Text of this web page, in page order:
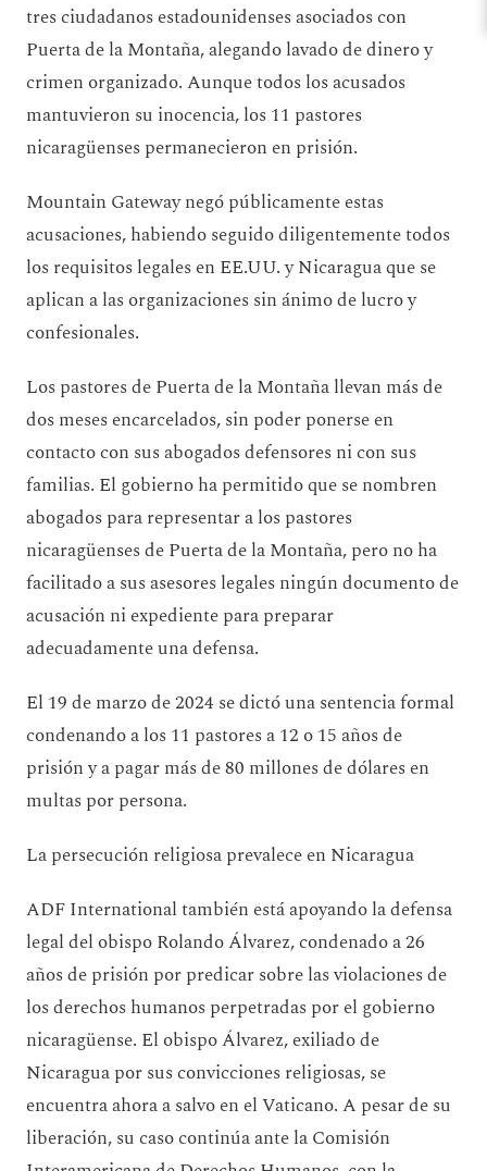
tres ciudadanos estadounidenses asociados con
Puerta de la Montaña, alegando lavado de dinero y
crimen organizado. Aunque todos los acusados
mantuvieron su inocencia, los 11 pastores
nicaragüenses permanecieron en prisión.
Mountain Gateway negó públicamente estas
acusaciones, habiendo seguido diligentemente todos
los requisitos legales en EE.UU. y Nicaragua que se
aplican a las organizaciones sin ánimo de lucro y
confesionales.
Los pastores de Puerta de la Montaña llevan más de
dos meses encarcelados, sin poder ponerse en
contacto con sus abogados defensores ni con sus
familias. El gobierno ha permitido que se nombren
abogados para representar a los pastores
nicaragüenses de Puerta de la Montaña, pero no ha
facilitado a sus asesores legales ningún documento de
acusación ni expediente para preparar
adecuadamente una defensa.
El 19 de marzo de 2024 se dictó una sentencia formal
condenando a los 11 pastores a 12 o 15 años de
prisión y a pagar más de 80 millones de dólares en
multas por persona.
La persecución religiosa prevalece en Nicaragua
ADF International también está apoyando la defensa
legal del obispo Rolando Álvarez, condenado a 26
años de prisión por predicar sobre las violaciones de
los derechos humanos perpetradas por el gobierno
nicaragüense. El obispo Álvarez, exiliado de
Nicaragua por sus convicciones religiosas, se
encuentra ahora a salvo en el Vaticano. A pesar de su
liberación, su caso continúa ante la Comisión